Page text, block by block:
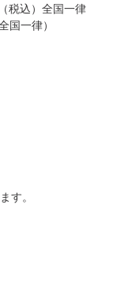
税込）全国一律
国一律）
す。